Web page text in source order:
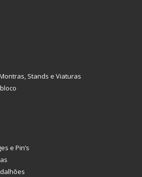
Stands e Viaturas
e Pin’s